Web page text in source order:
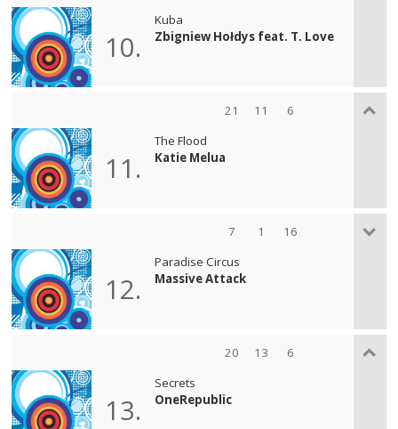
10.
Kuba
Zbigniew Hołdys feat. T. Love
21 11 6
11.
The Flood
Katie Melua
7 1 16
12.
Paradise Circus
Massive Attack
20 13 6
13.
Secrets
OneRepublic